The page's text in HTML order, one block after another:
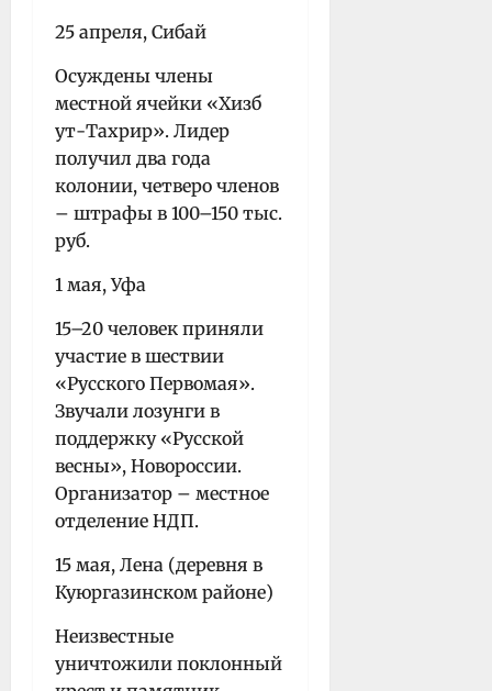
25 апреля, Сибай
Осуждены члены
местной ячейки «Хизб
ут-Тахрир». Лидер
получил два года
колонии, четверо членов
– штрафы в 100–150 тыс.
руб.
1 мая, Уфа
15–20 человек приняли
участие в шествии
«Русского Первомая».
Звучали лозунги в
поддержку «Русской
весны», Новороссии.
Организатор – местное
отделение НДП.
15 мая, Лена (деревня в
Куюргазинском районе)
Неизвестные
уничтожили поклонный